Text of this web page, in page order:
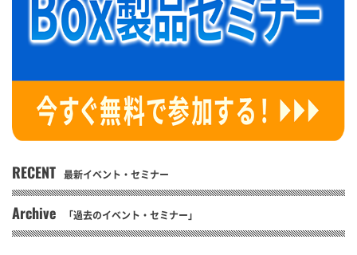
RECENT 最新イベント・セミナー
Archive 「過去のイベント・セミナー」